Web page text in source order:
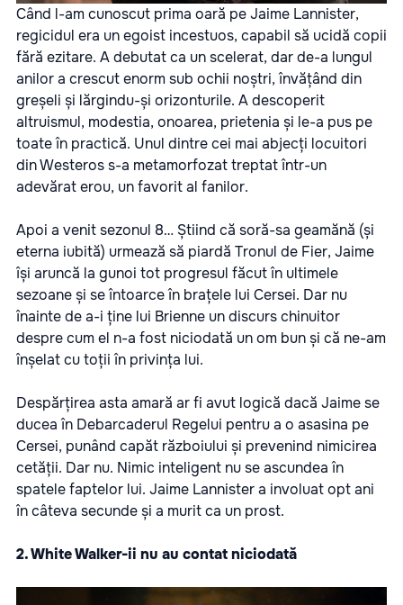
Când l-am cunoscut prima oară pe Jaime Lannister,
regicidul era un egoist incestuos, capabil să ucidă copii
fără ezitare. A debutat ca un scelerat, dar de-a lungul
anilor a crescut enorm sub ochii noștri, învățând din
greșeli și lărgindu-și orizonturile. A descoperit
altruismul, modestia, onoarea, prietenia și le-a pus pe
toate în practică. Unul dintre cei mai abjecți locuitori
din Westeros s-a metamorfozat treptat într-un
adevărat erou, un favorit al fanilor.
Apoi a venit sezonul 8… Știind că soră-sa geamănă (și
eterna iubită) urmează să piardă Tronul de Fier, Jaime
își aruncă la gunoi tot progresul făcut în ultimele
sezoane și se întoarce în brațele lui Cersei. Dar nu
înainte de a-i ține lui Brienne un discurs chinuitor
despre cum el n-a fost niciodată un om bun și că ne-am
înșelat cu toții în privința lui.
Despărțirea asta amară ar fi avut logică dacă Jaime se
ducea în Debarcaderul Regelui pentru a o asasina pe
Cersei, punând capăt războiului și prevenind nimicirea
cetății. Dar nu. Nimic inteligent nu se ascundea în
spatele faptelor lui. Jaime Lannister a involuat opt ani
în câteva secunde și a murit ca un prost.
2. White Walker-ii nu au contat niciodată